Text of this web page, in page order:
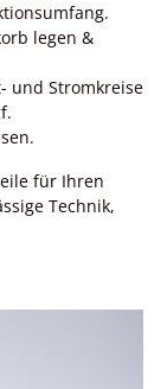
legen &
und Stromkreise
für Ihren
Technik,